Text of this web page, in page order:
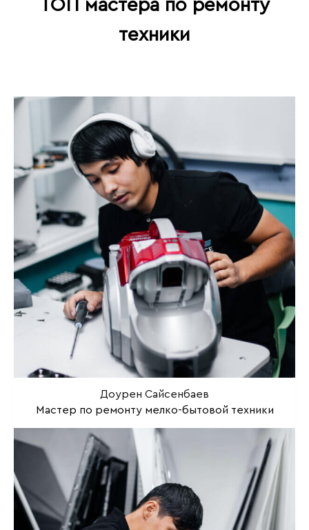
ТОП мастера по ремонту
техники
Доурен Сайсенбаев
Мастер по ремонту мелко-бытовой техники